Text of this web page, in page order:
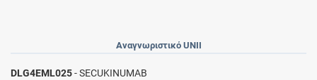
Αναγνωριστικό UNII
DLG4EML025- SECUKINUMAB